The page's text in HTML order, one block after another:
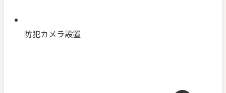
防犯カメラ設置